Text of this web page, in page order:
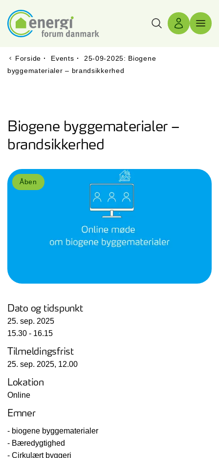
Søg Log ind
Forside · Events ·
25-09-2025: Biogene
byggematerialer – brandsikkerhed
Biogene byggematerialer –
brandsikkerhed
Åben
Dato og tidspunkt
25. sep. 2025
15.30 - 16.15
Tilmeldingsfrist
25. sep. 2025, 12.00
Lokation
Online
Emner
- biogene byggematerialer
- Bæredygtighed
- Cirkulært byggeri